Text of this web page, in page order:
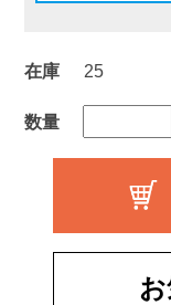
在庫 25
数量